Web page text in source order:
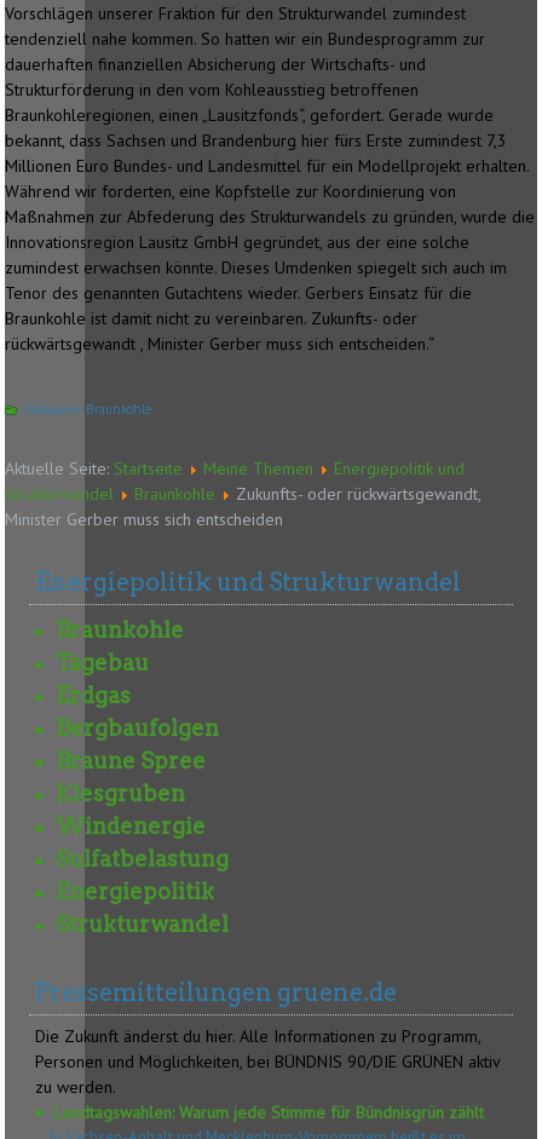
Vorschlägen unserer Fraktion für den Strukturwandel zumindest
tendenziell nahe kommen. So hatten wir ein Bundesprogramm zur
dauerhaften finanziellen Absicherung der Wirtschafts- und
Strukturförderung in den vom Kohleausstieg betroffenen
Braunkohleregionen, einen „Lausitzfonds“, gefordert. Gerade wurde
bekannt, dass Sachsen und Brandenburg hier fürs Erste zumindest 7,3
Millionen Euro Bundes- und Landesmittel für ein Modellprojekt erhalten.
Während wir forderten, eine Kopfstelle zur Koordinierung von
Maßnahmen zur Abfederung des Strukturwandels zu gründen, wurde die
Innovationsregion Lausitz GmbH gegründet, aus der eine solche
zumindest erwachsen könnte. Dieses Umdenken spiegelt sich auch im
Tenor des genannten Gutachtens wieder. Gerbers Einsatz für die
Braunkohle ist damit nicht zu vereinbaren. Zukunfts- oder
rückwärtsgewandt , Minister Gerber muss sich entscheiden.“
Kategorie: Braunkohle
Aktuelle Seite: Startseite Meine Themen
Energiepolitik und
Strukturwandel
Braunkohle
Zukunfts- oder rückwärtsgewandt,
Minister Gerber muss sich entscheiden
Energiepolitik und Strukturwandel
Braunkohle
Tagebau
Erdgas
Bergbaufolgen
Braune Spree
Kiesgruben
Windenergie
Sulfatbelastung
Energiepolitik
Strukturwandel
Pressemitteilungen gruene.de
Die Zukunft änderst du hier. Alle Informationen zu Programm,
Personen und Möglichkeiten, bei BÜNDNIS 90/DIE GRÜNEN aktiv
zu werden.
Landtagswahlen: Warum jede Stimme für Bündnisgrün zählt